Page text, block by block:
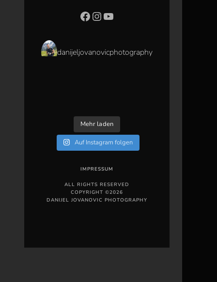
danijeljovanovicphotography
Mehr laden
Auf Instagram folgen
IMPRESSUM
ALL RIGHTS RESERVED
COPYRIGHT ©2026
DANIJEL JOVANOVIC PHOTOGRAPHY